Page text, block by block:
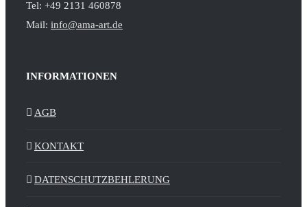
Tel: +49 2131 460878
Mail: info@ama-art.de
INFORMATIONEN
AGB
KONTAKT
DATENSCHUTZBEHLERUNG